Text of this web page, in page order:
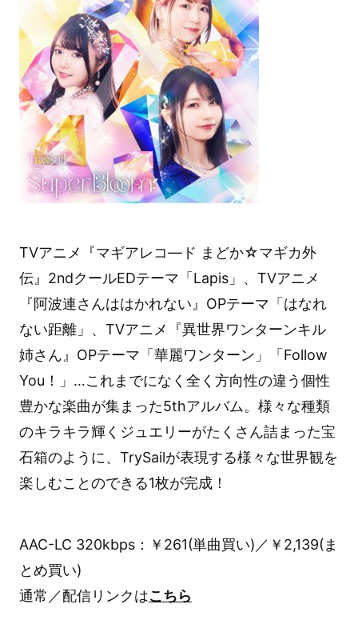
TVアニメ『マギアレコ―ド まどか☆マギカ外
伝』2ndクールEDテーマ「Lapis」、TVアニメ
『阿波連さんははかれない』OPテーマ「はなれ
ない距離」、TVアニメ『異世界ワンターンキル
姉さん』OPテーマ「華麗ワンターン」「Follow
You！」…これまでになく全く方向性の違う個性
豊かな楽曲が集まった5thアルバム。様々な種類
のキラキラ輝くジュエリーがたくさん詰まった宝
石箱のように、TrySailが表現する様々な世界観を
楽しむことのできる1枚が完成！
AAC-LC 320kbps：￥261(単曲買い)／￥2,139(ま
とめ買い)
通常／配信リンクはこちら